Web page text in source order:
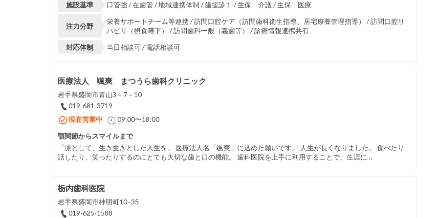
施設基準
口管強 / 在歯管 / 地域連携体制 / 歯援診１ / 生保 介護 / 生保 医療
注力分野
栄養サポートチーム等連携 / 訪問口腔ケア（訪問歯科衛生指導、居宅療養管理指導） / 訪問口腔リ
ハビリ（摂食嚥下） / 訪問歯科一般（義歯等） / 診療情報連携共有
対応体制
当日相談可 / 電話相談可
医療法人 颯爽 まつうら歯科クリニック
岩手県盛岡市青山3－7－10
019-681-3719
現在営業中
09:00〜18:00
顎関節からスマイルまで
「凛として、生き生きとした人生を」 医療法人名「颯爽」に込めた願いです。 人生が長くなりました。 食べたり
話したり、笑ったりするのにとても大切な歯と口の機能。 歯科医院を上手に利用することで、生涯に…
栃内歯科医院
岩手県盛岡市神明町10−35
019-625-1588